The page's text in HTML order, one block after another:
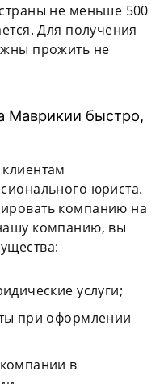
не меньше 500
Для получения
прожить не
Маврикии быстро,
юриста.
компанию на
компанию, вы
услуги;
при оформлении
в